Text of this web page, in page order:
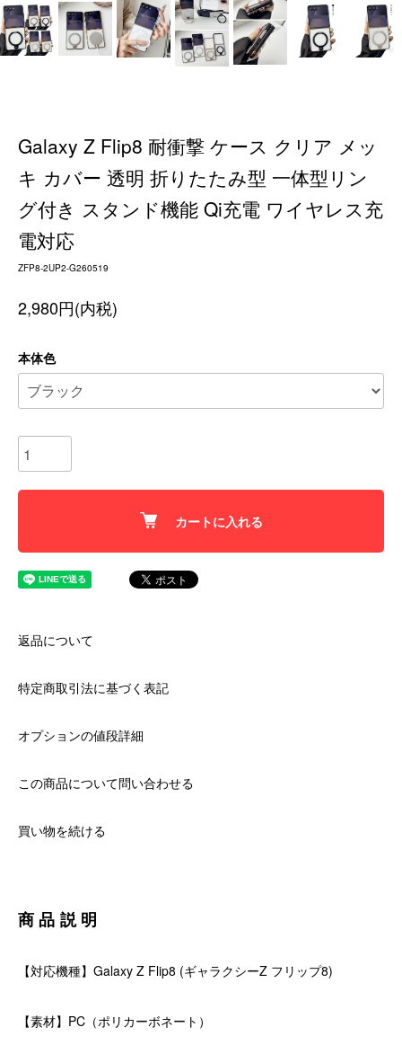
Galaxy Z Flip8 耐衝撃 ケース クリア メッ
キ カバー 透明 折りたたみ型 一体型リン
グ付き スタンド機能 Qi充電 ワイヤレス充
電対応
ZFP8-2UP2-G260519
2,980円(内税)
本体色
カートに入れる
返品について
特定商取引法に基づく表記
オプションの値段詳細
この商品について問い合わせる
買い物を続ける
商品説明
【対応機種】Galaxy Z Flip8 (ギャラクシーZ フリップ8)
【素材】PC（ポリカーボネート）